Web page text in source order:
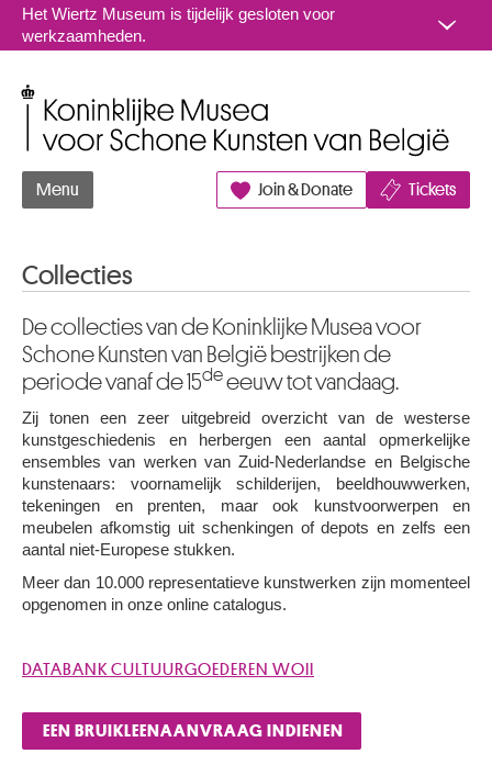
Naar inhoud
Het Wiertz Museum is tijdelijk gesloten voor
werkzaamheden.
Menu Join & Donate Tickets
Collecties
De collecties van de Koninklijke Musea voor
Schone Kunsten van België bestrijken de
periode vanaf de 15deeeuw tot vandaag.
Zij tonen een zeer uitgebreid overzicht van de westerse
kunstgeschiedenis en herbergen een aantal opmerkelijke
ensembles van werken van Zuid-Nederlandse en Belgische
kunstenaars: voornamelijk schilderijen, beeldhouwwerken,
tekeningen en prenten, maar ook kunstvoorwerpen en
meubelen afkomstig uit schenkingen of depots en zelfs een
aantal niet-Europese stukken.
Meer dan 10.000 representatieve kunstwerken zijn momenteel
opgenomen in onze online catalogus.
DATABANK CULTUURGOEDEREN WOII
EEN BRUIKLEENAANVRAAG INDIENEN